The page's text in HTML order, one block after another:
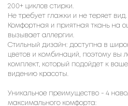
200+ циклов стирки.
Не требует глажки и не теряет вид.
Комфортная и приятная ткань на
вызывает аллергии.
Стильный дизайн: доступна в
цветов и комбинаций, поэтому вы
комплект, который подойдет к
видению красоты.
Уникальное преимущество - 4
максимального комфорта: